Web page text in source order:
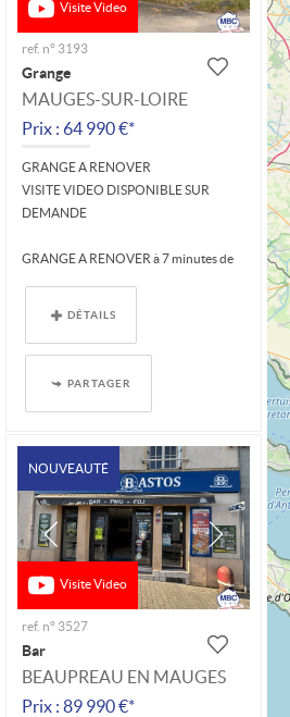
Visite Video
ref. n° 3193
Grange
MAUGES-SUR-LOIRE
Prix : 64 990 €*
GRANGE A RENOVER
VISITE VIDEO DISPONIBLE SUR
DEMANDE
GRANGE A RENOVER à 7 minutes de
DÉTAILS
PARTAGER
Visite Video
NOUVEAUTÉ
ref. n° 3527
Bar
BEAUPREAU EN MAUGES
Prix : 89 990 €*